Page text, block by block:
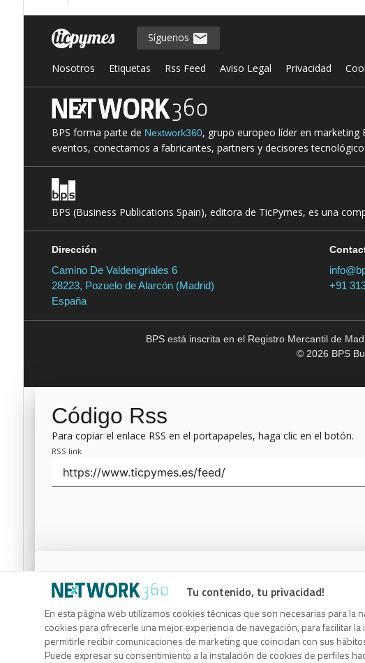
Tu contenido, tu privacidad!
En esta página web utilizamos cookies técnicas que son necesarias para la
cookies para ofrecerle una mejor experiencia de navegación, para facilitar
permitirle recibir comunicaciones de marketing que coincidan con sus
Puede expresar su consentimiento a la instalación de cookies de perfiles
Síguenos
Nosotros Etiquetas Rss Feed Aviso Legal Privacidad
BPS forma parte de Nextwork360, grupo europeo líder en marketing
eventos, conectamos a fabricantes, partners y decisores
BPS (Business Publications Spain), editora de TicPymes, es una
Dirección
Camino De Valdenigriales 6
28223, Pozuelo de Alarcón (Madrid)
España
+91
BPS está inscrita en el Registro Mercantil de
© 2026 BPS
Código Rss
Para copiar el enlace RSS en el portapapeles, haga clic en el botón.
RSS link
Código Rss
Para copiar el enlace RSS en el portapapeles, haga clic en el botón.
RSS link